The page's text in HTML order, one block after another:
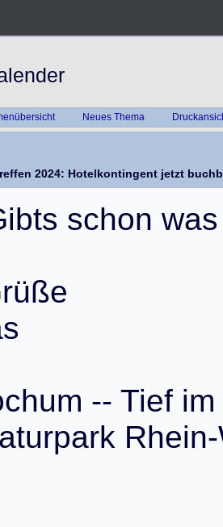
Neues Thema
2024: Hotelkontingent jetzt
ibts schon was
rüße
s
chum -- Tief im
aturpark Rhein-